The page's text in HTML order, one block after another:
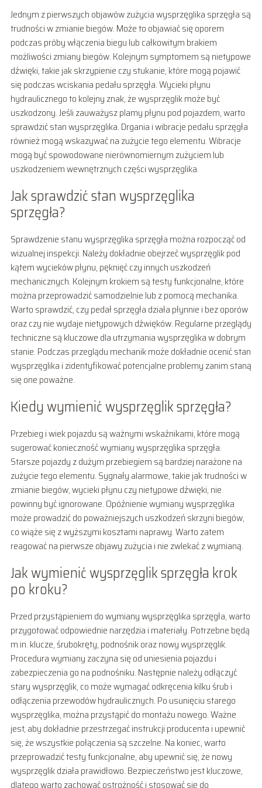
Jednym z pierwszych objawów zużycia wysprzęglika sprzęgła są
trudności w zmianie biegów. Może to objawiać się oporem
podczas próby włączenia biegu lub całkowitym brakiem
możliwości zmiany biegów. Kolejnym symptomem są nietypowe
dźwięki, takie jak skrzypienie czy stukanie, które mogą pojawić
się podczas wciskania pedału sprzęgła. Wycieki płynu
hydraulicznego to kolejny znak, że wysprzęglik może być
uszkodzony. Jeśli zauważysz plamy płynu pod pojazdem, warto
sprawdzić stan wysprzęglika. Drgania i wibracje pedału sprzęgła
również mogą wskazywać na zużycie tego elementu. Wibracje
mogą być spowodowane nierównomiernym zużyciem lub
uszkodzeniem wewnętrznych części wysprzęglika.
Jak sprawdzić stan wysprzęglika
sprzęgła?
Sprawdzenie stanu wysprzęglika sprzęgła można rozpocząć od
wizualnej inspekcji. Należy dokładnie obejrzeć wysprzęglik pod
kątem wycieków płynu, pęknięć czy innych uszkodzeń
mechanicznych. Kolejnym krokiem są testy funkcjonalne, które
można przeprowadzić samodzielnie lub z pomocą mechanika.
Warto sprawdzić, czy pedał sprzęgła działa płynnie i bez oporów
oraz czy nie wydaje nietypowych dźwięków. Regularne przeglądy
techniczne są kluczowe dla utrzymania wysprzęglika w dobrym
stanie. Podczas przeglądu mechanik może dokładnie ocenić stan
wysprzęglika i zidentyfikować potencjalne problemy zanim staną
się one poważne.
Kiedy wymienić wysprzęglik sprzęgła?
Przebieg i wiek pojazdu są ważnymi wskaźnikami, które mogą
sugerować konieczność wymiany wysprzęglika sprzęgła.
Starsze pojazdy z dużym przebiegiem są bardziej narażone na
zużycie tego elementu. Sygnały alarmowe, takie jak trudności w
zmianie biegów, wycieki płynu czy nietypowe dźwięki, nie
powinny być ignorowane. Opóźnienie wymiany wysprzęglika
może prowadzić do poważniejszych uszkodzeń skrzyni biegów,
co wiąże się z wyższymi kosztami naprawy. Warto zatem
reagować na pierwsze objawy zużycia i nie zwlekać z wymianą.
Jak wymienić wysprzęglik sprzęgła krok
po kroku?
Przed przystąpieniem do wymiany wysprzęglika sprzęgła, warto
przygotować odpowiednie narzędzia i materiały. Potrzebne będą
m.in. klucze, śrubokręty, podnośnik oraz nowy wysprzęglik.
Procedura wymiany zaczyna się od uniesienia pojazdu i
zabezpieczenia go na podnośniku. Następnie należy odłączyć
stary wysprzęglik, co może wymagać odkręcenia kilku śrub i
odłączenia przewodów hydraulicznych. Po usunięciu starego
wysprzęglika, można przystąpić do montażu nowego. Ważne
jest, aby dokładnie przestrzegać instrukcji producenta i upewnić
się, że wszystkie połączenia są szczelne. Na koniec, warto
przeprowadzić testy funkcjonalne, aby upewnić się, że nowy
wysprzęglik działa prawidłowo. Bezpieczeństwo jest kluczowe,
dlatego warto zachować ostrożność i stosować się do